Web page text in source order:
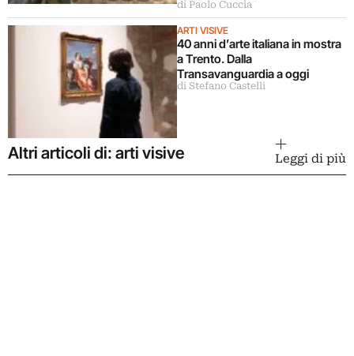
di Paolo Cuccia
ARTI VISIVE
40 anni d’arte italiana in mostra
a Trento. Dalla
Transavanguardia a oggi
di Stefano Castelli
Altri articoli di: arti visive Leggi di più